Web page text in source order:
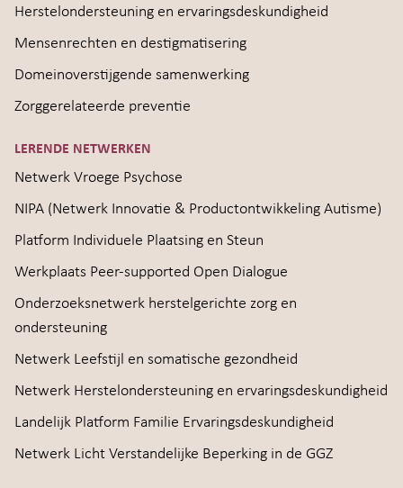
Herstelondersteuning en ervaringsdeskundigheid
Mensenrechten en destigmatisering
Domeinoverstijgende samenwerking
Zorggerelateerde preventie
LERENDE NETWERKEN
Netwerk Vroege Psychose
NIPA (Netwerk Innovatie & Productontwikkeling Autisme)
Platform Individuele Plaatsing en Steun
Werkplaats Peer-supported Open Dialogue
Onderzoeksnetwerk herstelgerichte zorg en
ondersteuning
Netwerk Leefstijl en somatische gezondheid
Netwerk Herstelondersteuning en ervaringsdeskundigheid
Landelijk Platform Familie Ervaringsdeskundigheid
Netwerk Licht Verstandelijke Beperking in de GGZ